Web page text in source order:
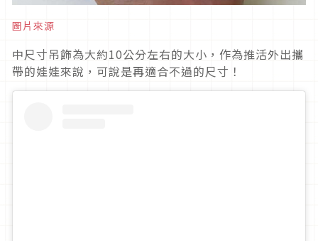
圖片來源
中尺寸吊飾為大約10公分左右的大小，作為推活外出攜
帶的娃娃來說，可說是再適合不過的尺寸！